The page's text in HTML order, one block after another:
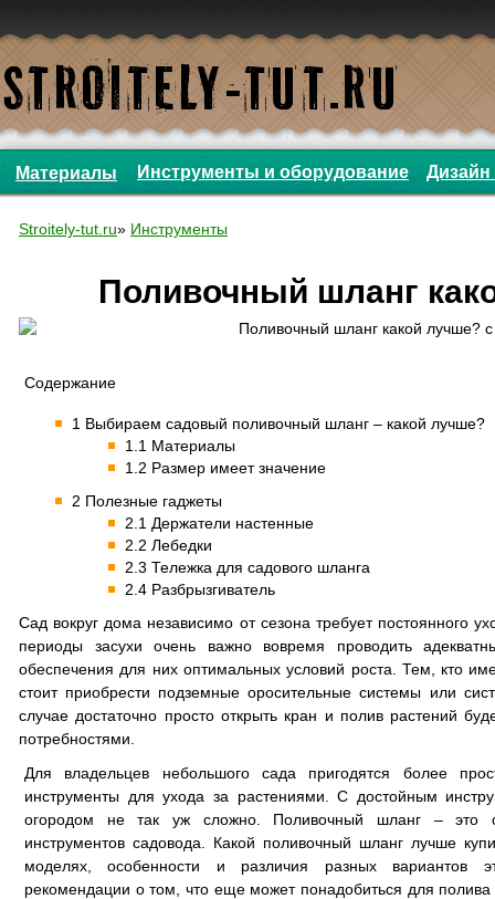
Материалы Инструменты и оборудование Дизайн
Stroitely-tut.ru» Инструменты
Поливочный шланг
Содержание
1 Выбираем садовый поливочный шланг – какой лучше?
1.1 Материалы
1.2 Размер имеет значение
2 Полезные гаджеты
2.1 Держатели настенные
2.2 Лебедки
2.3 Тележка для садового шланга
2.4 Разбрызгиватель
Сад вокруг дома независимо от сезона требует постоянного
периоды засухи очень важно вовремя проводить
обеспечения для них оптимальных условий роста. Тем, кто
стоит приобрести подземные оросительные системы или
случае достаточно просто открыть кран и полив растений
потребностями.
Для владельцев небольшого сада пригодятся более
инструменты для ухода за растениями. С достойным
огородом не так уж сложно. Поливочный шланг – это
инструментов садовода. Какой поливочный шланг лучше
моделях, особенности и различия разных вариантов
рекомендации о том, что еще может понадобиться для